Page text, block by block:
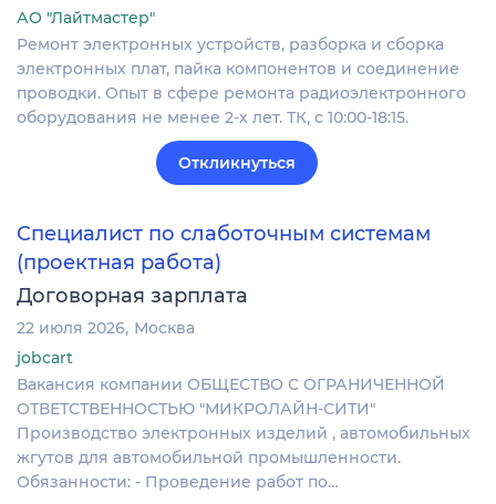
АО "Лайтмастер"
Ремонт электронных устройств, разборка и сборка
электронных плат, пайка компонентов и соединение
проводки. Опыт в сфере ремонта радиоэлектронного
оборудования не менее 2-х лет. ТК, с 10:00-18:15.
Откликнуться
Специалист по слаботочным системам
(проектная работа)
Договорная зарплата
22 июля 2026 Москва
jobcart
Вакансия компании ОБЩЕСТВО С ОГРАНИЧЕННОЙ
ОТВЕТСТВЕННОСТЬЮ "МИКРОЛАЙН-СИТИ"
Производство электронных изделий , автомобильных
жгутов для автомобильной промышленности.
Обязанности: - Проведение работ по…